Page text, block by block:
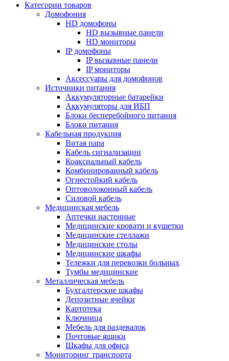
Категории товаров
Домофония
HD домофоны
HD вызывные панели
HD мониторы
IP домофоны
IP вызывные панели
IP мониторы
Аксессуары для домофонов
Источники питания
Аккумуляторные батарейки
Аккумуляторы для ИБП
Блоки бесперебойного питания
Блоки питания
Кабельная продукция
Витая пара
Кабель сигнализации
Коаксиальный кабель
Комбинированный кабель
Огнестойкий кабель
Оптоволоконный кабель
Силовой кабель
Медицинская мебель
Аптечки настенные
Медицинские кровати и кушетки
Медицинские стеллажи
Медицинские столы
Медицинские шкафы
Тележки для перевозки больных
Тумбы медицинские
Металлическая мебель
Бухгалтерские шкафы
Депозитные ячейки
Картотека
Ключница
Мебель для раздевалок
Почтовые ящики
Шкафы для офиса
Мониторинг транспорта